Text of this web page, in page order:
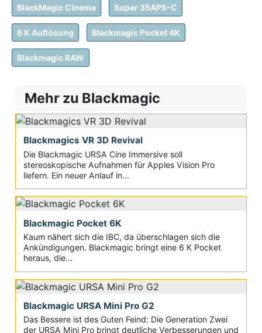
BlackMagic Cinema Super 35APS-C
6 K Auflösung Blackmagic Pocket 4K
Blackmagic RAW
Mehr zu Blackmagic
Blackmagics VR 3D Revival
Die Blackmagic URSA Cine Immersive soll
stereoskopische Aufnahmen für Apples Vision Pro
liefern. Ein neuer Anlauf in...
Blackmagic Pocket 6K
Kaum nähert sich die IBC, da überschlagen sich die
Ankündigungen. Blackmagic bringt eine 6 K Pocket
heraus, die...
Blackmagic URSA Mini Pro G2
Das Bessere ist des Guten Feind: Die Generation Zwei
der URSA Mini Pro bringt deutliche Verbesserungen und